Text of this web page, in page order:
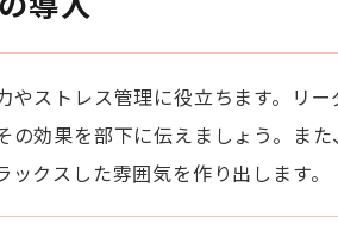
ストレス管理に役立ちます。リー
効果を部下に伝えましょう。ま
クスした雰囲気を作り出します。